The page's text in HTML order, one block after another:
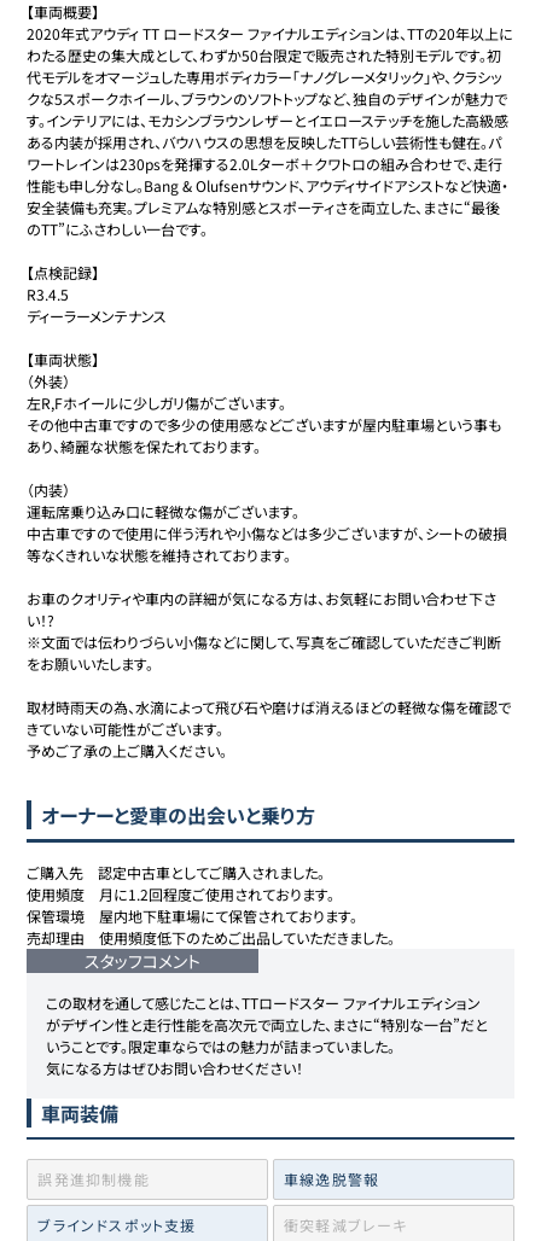
【車両概要】
2020年式アウディ TT ロードスター ファイナルエディションは、TTの20年以上に
わたる歴史の集大成として、わずか50台限定で販売された特別モデルです。初
代モデルをオマージュした専用ボディカラー「ナノグレーメタリック」や、クラシッ
クな5スポークホイール、ブラウンのソフトトップなど、独自のデザインが魅力で
す。インテリアには、モカシンブラウンレザーとイエローステッチを施した高級感
ある内装が採用され、バウハウスの思想を反映したTTらしい芸術性も健在。パ
ワートレインは230psを発揮する2.0Lターボ＋クワトロの組み合わせで、走行
性能も申し分なし。Bang & Olufsenサウンド、アウディサイドアシストなど快適・
安全装備も充実。プレミアムな特別感とスポーティさを両立した、まさに“最後
のTT”にふさわしい一台です。
【点検記録】
R3.4.5
ディーラーメンテナンス
【車両状態】
（外装）
左R,Fホイールに少しガリ傷がございます。
その他中古車ですので多少の使用感などございますが屋内駐車場という事も
あり、綺麗な状態を保たれております。
（内装）
運転席乗り込み口に軽微な傷がございます。
中古車ですので使用に伴う汚れや小傷などは多少ございますが、シートの破損
等なくきれいな状態を維持されております。
お車のクオリティや車内の詳細が気になる方は、お気軽にお問い合わせ下さ
い！?
※文面では伝わりづらい小傷などに関して、写真をご確認していただきご判断
をお願いいたします。
取材時雨天の為、水滴によって飛び石や磨けば消えるほどの軽微な傷を確認で
きていない可能性がございます。
予めご了承の上ご購入ください。
オーナーと愛車の出会いと乗り方
ご購入先　認定中古車としてご購入されました。
使用頻度　月に1.2回程度ご使用されております。
保管環境　屋内地下駐車場にて保管されております。
売却理由　使用頻度低下のためご出品していただきました。
スタッフコメント
この取材を通して感じたことは、TTロードスター ファイナルエディション
がデザイン性と走行性能を高次元で両立した、まさに“特別な一台”だと
いうことです。限定車ならではの魅力が詰まっていました。
気になる方はぜひお問い合わせください！
車両装備
誤発進抑制機能 車線逸脱警報
ブラインドスポット支援 衝突軽減ブレーキ